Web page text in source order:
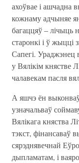
ахоўвае і ашчадна
кожнаму адчыняе
багаццяў – лічыць
старонкі і ў жыцці
Сапегі. Ураджэнец
у Вялікім княстве
чалавекам пасля
А яшчэ ён выконваў
узначальваў
Вялікага княства
тэкст, фінансаваў
сярэднявечнай
дыпламатам, і